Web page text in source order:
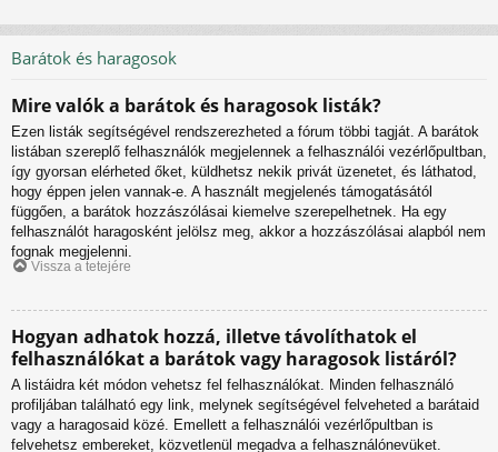
Barátok és haragosok
Mire valók a barátok és haragosok listák?
Ezen listák segítségével rendszerezheted a fórum többi tagját. A barátok
listában szereplő felhasználók megjelennek a felhasználói vezérlőpultban,
így gyorsan elérheted őket, küldhetsz nekik privát üzenetet, és láthatod,
hogy éppen jelen vannak-e. A használt megjelenés támogatásától
függően, a barátok hozzászólásai kiemelve szerepelhetnek. Ha egy
felhasználót haragosként jelölsz meg, akkor a hozzászólásai alapból nem
fognak megjelenni.
Vissza a tetejére
Hogyan adhatok hozzá, illetve távolíthatok el
felhasználókat a barátok vagy haragosok listáról?
A listáidra két módon vehetsz fel felhasználókat. Minden felhasználó
profiljában található egy link, melynek segítségével felveheted a barátaid
vagy a haragosaid közé. Emellett a felhasználói vezérlőpultban is
felvehetsz embereket, közvetlenül megadva a felhasználónevüket.